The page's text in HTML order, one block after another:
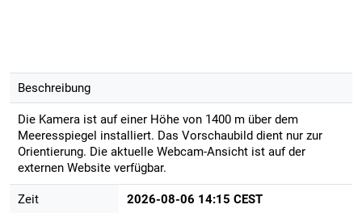
Beschreibung
Die Kamera ist auf einer Höhe von 1400 m über dem
Meeresspiegel installiert. Das Vorschaubild dient nur zur
Orientierung. Die aktuelle Webcam-Ansicht ist auf der
externen Website verfügbar.
Zeit 2026-08-06 14:15 CEST